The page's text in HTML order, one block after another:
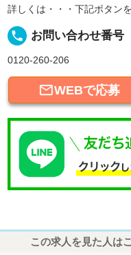
詳しくは・・・下記ボタン
local_phone お問い合わせ番号
0120-260-206
WEBで応募
この求人を見た人は